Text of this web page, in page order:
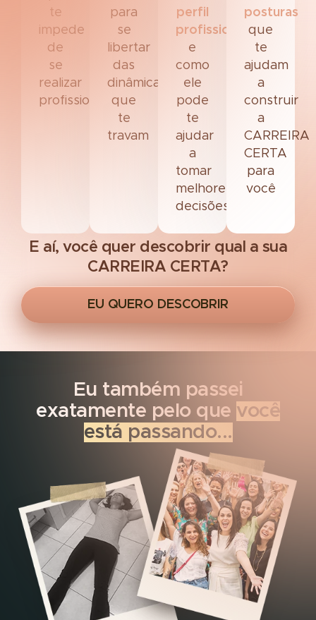
te
impede
de
se
realizar
profissionalmente
para
se
libertar
das
dinâmicas
que
te
travam
perfil
profissional
e
como
ele
pode
te
ajudar
a
tomar
melhores
decisões
posturas
que
te
ajudam
a
construir
a
CARREIRA
CERTA
para
você
E aí, você quer descobrir qual a sua
CARREIRA CERTA?
EU QUERO DESCOBRIR
Eu também passei
exatamente pelo que você
está passando...